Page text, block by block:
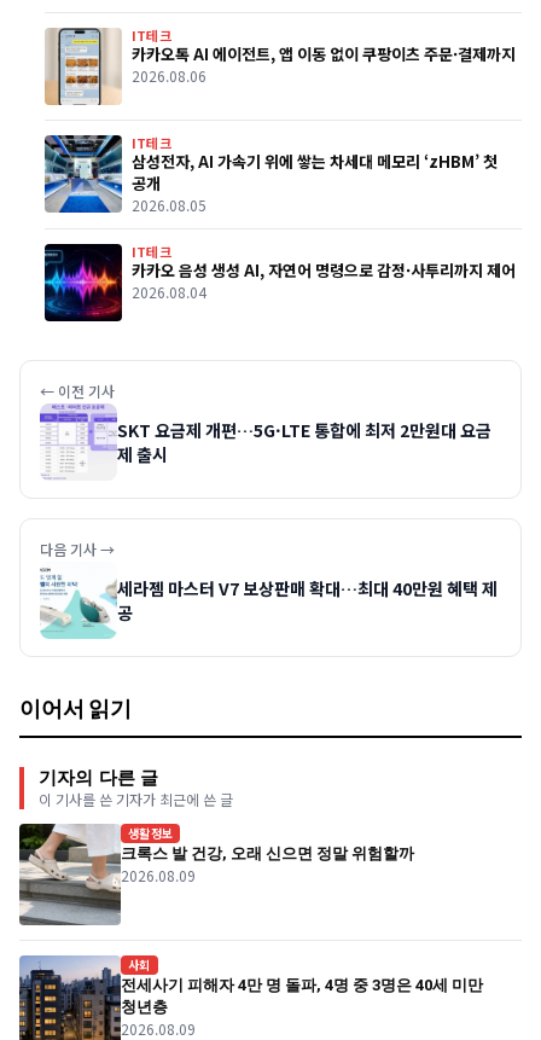
IT테크
카카오톡 AI 에이전트, 앱 이동 없이 쿠팡이츠 주문·결제까지
2026.08.06
IT테크
삼성전자, AI 가속기 위에 쌓는 차세대 메모리 ‘zHBM’ 첫
공개
2026.08.05
IT테크
카카오 음성 생성 AI, 자연어 명령으로 감정·사투리까지 제어
2026.08.04
← 이전 기사
SKT 요금제 개편…5G·LTE 통합에 최저 2만원대 요금
제 출시
다음 기사 →
세라젬 마스터 V7 보상판매 확대…최대 40만원 혜택 제
공
이어서 읽기
기자의 다른 글
이 기사를 쓴 기자가 최근에 쓴 글
생활정보
크록스 발 건강, 오래 신으면 정말 위험할까
2026.08.09
사회
전세사기 피해자 4만 명 돌파, 4명 중 3명은 40세 미만
청년층
2026.08.09